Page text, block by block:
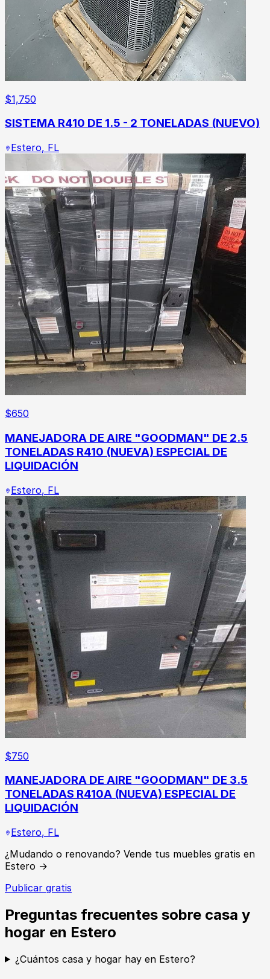
$1,750
SISTEMA R410 DE 1.5 - 2 TONELADAS (NUEVO)
Estero, FL
$650
MANEJADORA DE AIRE "GOODMAN" DE 2.5
TONELADAS R410 (NUEVA) ESPECIAL DE
LIQUIDACIÓN
Estero, FL
$750
MANEJADORA DE AIRE "GOODMAN" DE 3.5
TONELADAS R410A (NUEVA) ESPECIAL DE
LIQUIDACIÓN
Estero, FL
¿Mudando o renovando? Vende tus muebles gratis en
Estero →
Publicar gratis
Preguntas frecuentes sobre casa y
hogar en Estero
¿Cuántos casa y hogar hay en Estero?